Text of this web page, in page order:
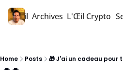
Accueil Archives L'Œil Crypto
Home Posts 🎁 J'ai un cadeau pour